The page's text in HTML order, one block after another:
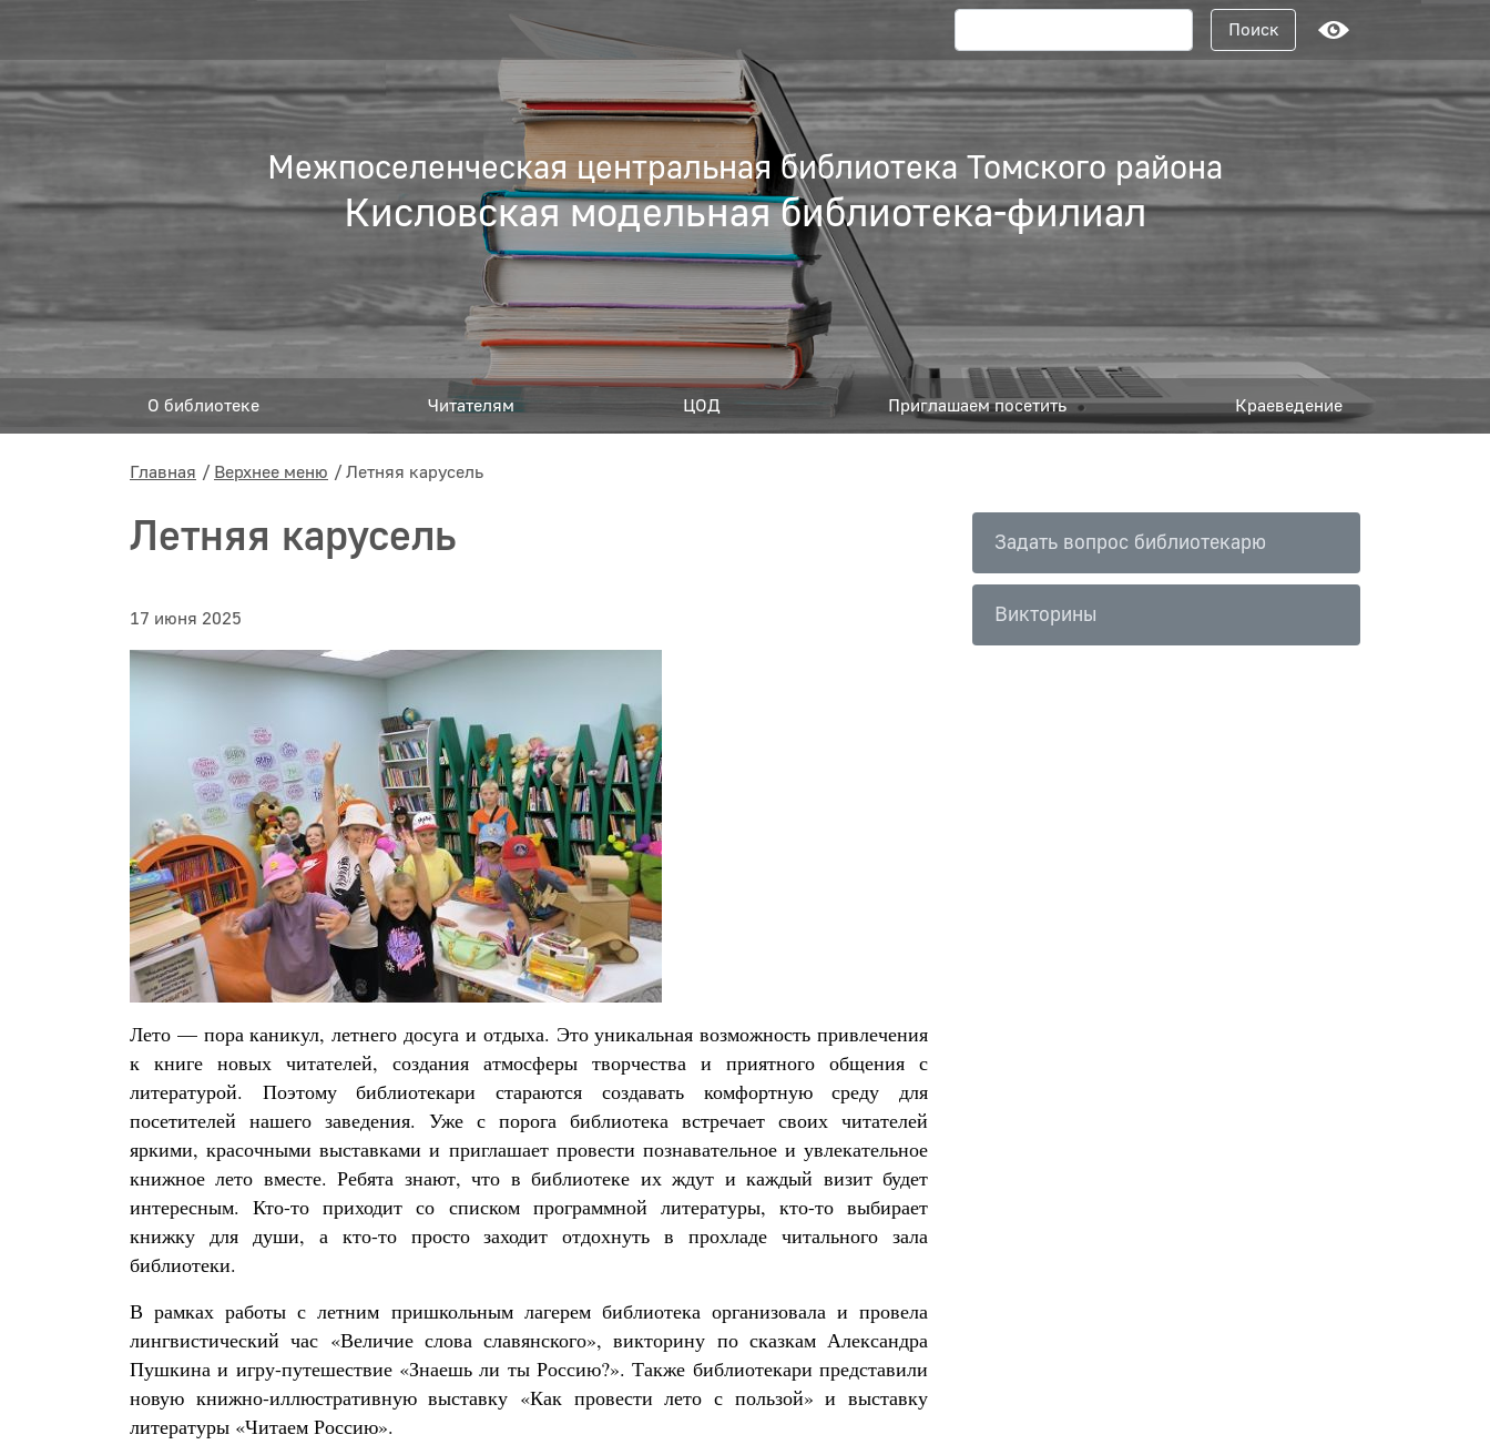
Поисковый запрос
Поиск
Межпоселенческая центральная библиотека Томского района
Кисловская модельная библиотека-филиал
О библиотеке Читателям ЦОД Приглашаем посетить Краеведение
Главная Верхнее меню Летняя карусель
Летняя карусель
17 июня 2025
Лето — пора каникул, летнего досуга и отдыха. Это уникальная возможность привлечения
к книге новых читателей, создания атмосферы творчества и приятного общения с
литературой. Поэтому библиотекари стараются создавать комфортную среду для
посетителей нашего заведения. Уже с порога библиотека встречает своих читателей
яркими, красочными выставками и приглашает провести познавательное и увлекательное
книжное лето вместе. Ребята знают, что в библиотеке их ждут и каждый визит будет
интересным. Кто-то приходит со списком программной литературы, кто-то выбирает
книжку для души, а кто-то просто заходит отдохнуть в прохладе читального зала
библиотеки.
В рамках работы с летним пришкольным лагерем библиотека организовала и провела
лингвистический час «Величие слова славянского», викторину по сказкам Александра
Пушкина и игру-путешествие «Знаешь ли ты Россию?». Также библиотекари представили
новую книжно-иллюстративную выставку «Как провести лето с пользой» и выставку
литературы «Читаем Россию».
Задать вопрос библиотекарю
Викторины